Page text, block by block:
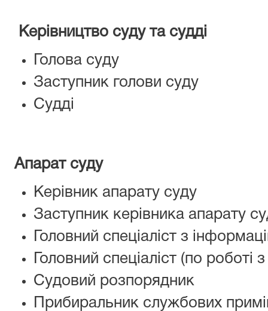
Керівництво суду та судді
Голова суду
Заступник голови суду
Судді
Апарат суду
Керівник апарату суду
Заступник керівника апарату
Головний спеціаліст з
Головний спеціаліст (по роботі
Судовий розпорядник
Прибиральник службових